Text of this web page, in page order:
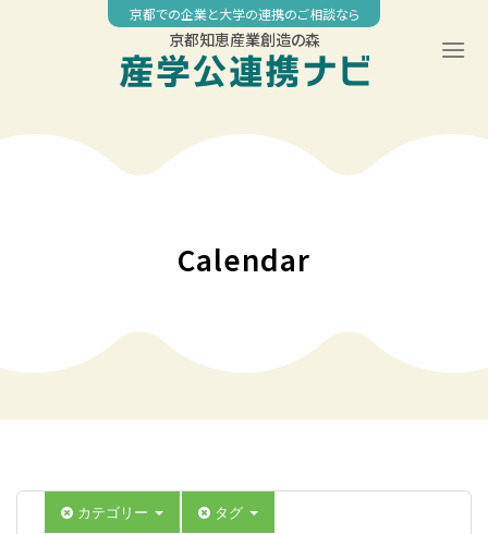
京都での企業と大学の連携のご相談なら
京都知恵産業創造の森
Calendar
カテゴリー タグ
04:00